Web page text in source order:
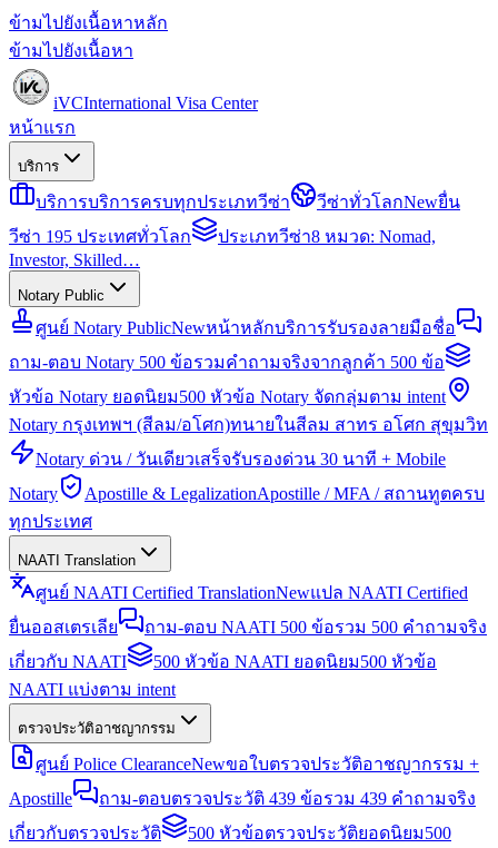
ข้ามไปยังเนื้อหาหลัก
ข้ามไปยังเนื้อหา
iVCInternational Visa Center
หน้าแรก
บริการ
บริการบริการครบทุกประเภทวีซ่า วีซ่าทั่วโลกNewยื่น
วีซ่า 195 ประเทศทั่วโลก
ประเภทวีซ่า8 หมวด: Nomad,
Investor, Skilled…
Notary Public
ศูนย์ Notary PublicNewหน้าหลักบริการรับรองลายมือชื่อ
ถาม-ตอบ Notary 500 ข้อรวมคำถามจริงจากลูกค้า 500 ข้อ
หัวข้อ Notary ยอดนิยม500 หัวข้อ Notary จัดกลุ่มตาม intent
Notary กรุงเทพฯ (สีลม/อโศก)ทนายในสีลม สาทร อโศก สุขุมวิท
Notary ด่วน / วันเดียวเสร็จรับรองด่วน 30 นาที + Mobile
Notary
Apostille & LegalizationApostille / MFA / สถานทูตครบ
ทุกประเทศ
NAATI Translation
ศูนย์ NAATI Certified TranslationNewแปล NAATI Certified
ยื่นออสเตรเลีย
ถาม-ตอบ NAATI 500 ข้อรวม 500 คำถามจริง
เกี่ยวกับ NAATI
500 หัวข้อ NAATI ยอดนิยม500 หัวข้อ
NAATI แบ่งตาม intent
ตรวจประวัติอาชญากรรม
ศูนย์ Police ClearanceNewขอใบตรวจประวัติอาชญากรรม +
Apostille
ถาม-ตอบตรวจประวัติ 439 ข้อรวม 439 คำถามจริง
เกี่ยวกับตรวจประวัติ
500 หัวข้อตรวจประวัติยอดนิยม500